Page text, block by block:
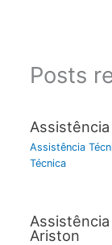
Posts
Assistência
Técnica
Ariston